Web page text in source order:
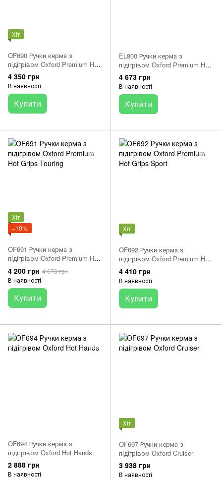
Хіт
OF690 Ручки керма з
підігрівом Oxford Premium Hot
Grips Adventure для Ендуро
4 350 грн
В наявності
Купити
EL800 Ручки керма з
підігрівом Oxford Premium Hot
Grips Cruiser
4 673 грн
В наявності
Купити
Хіт
−10%
OF691 Ручки керма з
підігрівом Oxford Premium Hot
Grips Touring
4 200 грн 4 673 грн
В наявності
Купити
Хіт
OF692 Ручки керма з
підігрівом Oxford Premium Hot
Grips Sport
4 410 грн
В наявності
Купити
OF694 Ручки керма з
підігрівом Oxford Hot Hands
2 888 грн
В наявності
Хіт
OF697 Ручки керма з
підігрівом Oxford Cruiser
3 938 грн
В наявності